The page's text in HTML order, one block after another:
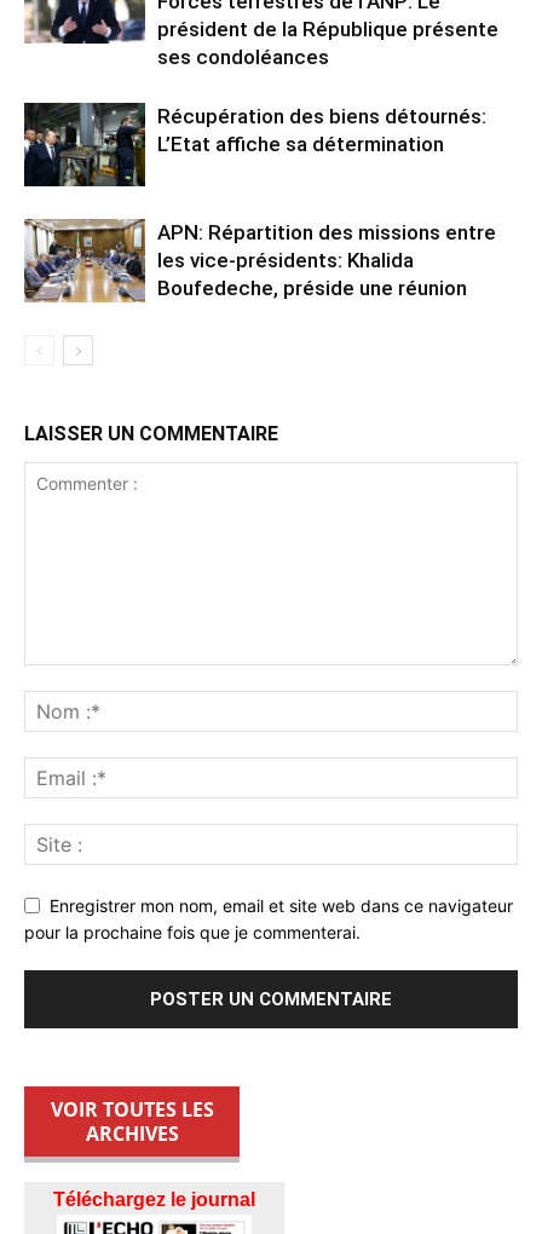
président de la République présente
ses condoléances
Récupération des biens détournés:
L’Etat affiche sa détermination
APN: Répartition des missions entre
les vice-présidents: Khalida
Boufedeche, préside une réunion
LAISSER UN COMMENTAIRE
Enregistrer mon nom, email et site web dans ce navigateur
pour la prochaine fois que je commenterai.
VOIR TOUTES LES
ARCHIVES